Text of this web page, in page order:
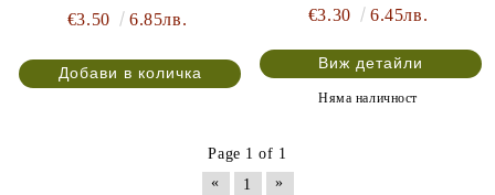
€3.50 6.85лв.
€3.30
6.45лв.
Виж детайли
Няма наличност
Page 1 of 1
«
1 »